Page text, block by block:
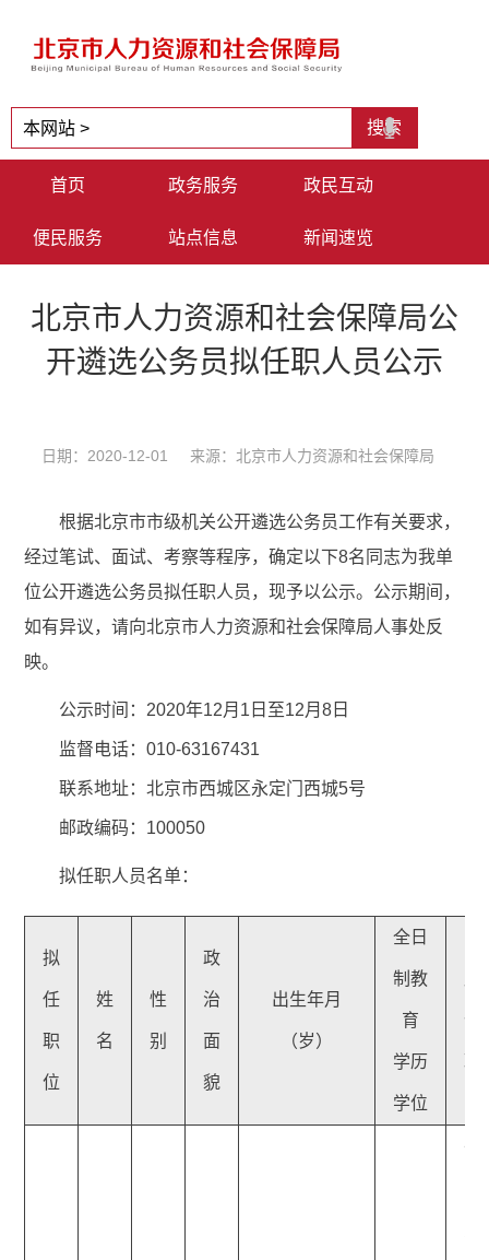
首页 政务服务 政民互动
便民服务 站点信息 新闻速览
北京市人力资源和社会保障局公
开遴选公务员拟任职人员公示
日期：2020-12-01 来源：北京市人力资源和社会保障局
根据北京市市级机关公开遴选公务员工作有关要求，
经过笔试、面试、考察等程序，确定以下8名同志为我单
位公开遴选公务员拟任职人员，现予以公示。公示期间，
如有异议，请向北京市人力资源和社会保障局人事处反
映。
公示时间：2020年12月1日至12月8日
监督电话：010-63167431
联系地址：北京市西城区永定门西城5号
邮政编码：100050
拟任职人员名单：
拟
任
职
位
姓
名
性
别
政
治
面
貌
出生年月
（岁）
全日
制教
育
学历
学位
位
职
平